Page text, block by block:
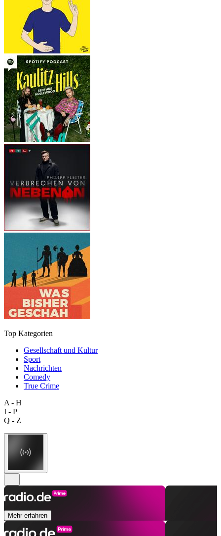
Top Kategorien
Gesellschaft und Kultur
Sport
Nachrichten
Comedy
True Crime
A - H
I - P
Q - Z
Mehr erfahren